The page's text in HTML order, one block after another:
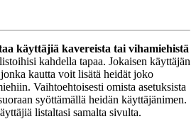
käyttäjiä kavereista tai vihamiehistä
kahdella tapaa. Jokaisen käyttäjän
kautta voit lisätä heidät joko
Vaihtoehtoisesti omista asetuksista
syöttämällä heidän käyttäjänimen.
listaltasi samalta sivulta.